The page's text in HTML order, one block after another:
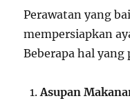
Perawatan yang
mempersiapkan
Beberapa hal
Asupan